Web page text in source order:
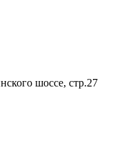
шоссе, стр.27